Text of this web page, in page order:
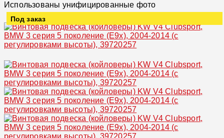
Использованы унифицированные фото
Под заказ